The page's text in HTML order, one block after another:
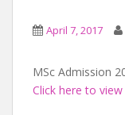
April 7, 2017
MSc Admission
Click here to